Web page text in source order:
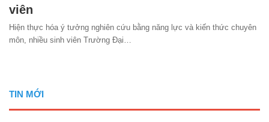
viên
Hiện thực hóa ý tưởng nghiên cứu bằng năng lực và kiến thức chuyên
môn, nhiều sinh viên Trường Đại…
TIN MỚI